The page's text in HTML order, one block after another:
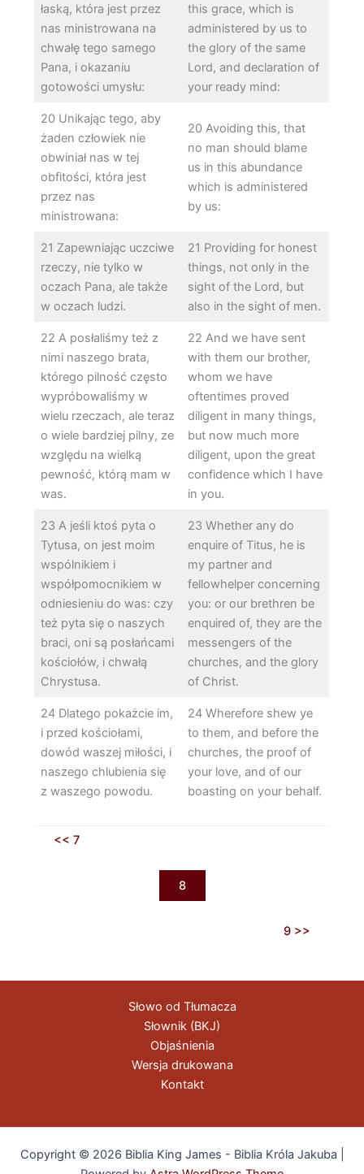
łaską, która jest przez
nas ministrowana na
chwałę tego samego
Pana, i okazaniu
gotowości umysłu:
this grace, which is
administered by us to
the glory of the same
Lord, and declaration of
your ready mind:
20 Unikając tego, aby
żaden człowiek nie
obwiniał nas w tej
obfitości, która jest
przez nas
ministrowana:
20 Avoiding this, that
no man should blame
us in this abundance
which is administered
by us:
21 Zapewniając uczciwe
rzeczy, nie tylko w
oczach Pana, ale także
w oczach ludzi.
21 Providing for honest
things, not only in the
sight of the Lord, but
also in the sight of men.
22 A posłaliśmy też z
nimi naszego brata,
którego pilność często
wypróbowaliśmy w
wielu rzeczach, ale teraz
o wiele bardziej pilny, ze
względu na wielką
pewność, którą mam w
was.
22 And we have sent
with them our brother,
whom we have
oftentimes proved
diligent in many things,
but now much more
diligent, upon the great
confidence which I have
in you.
23 A jeśli ktoś pyta o
Tytusa, on jest moim
wspólnikiem i
współpomocnikiem w
odniesieniu do was: czy
też pyta się o naszych
braci, oni są posłańcami
kościołów, i chwałą
Chrystusa.
23 Whether any do
enquire of Titus, he is
my partner and
fellowhelper concerning
you: or our brethren be
enquired of, they are the
messengers of the
churches, and the glory
of Christ.
24 Dlatego pokażcie im,
i przed kościołami,
dowód waszej miłości, i
naszego chlubienia się
z waszego powodu.
24 Wherefore shew ye
to them, and before the
churches, the proof of
your love, and of our
boasting on your behalf.
<< 7
8
9 >>
Słowo od Tłumacza
Słownik (BKJ)
Objaśnienia
Wersja drukowana
Kontakt
Copyright © 2026 Biblia King James - Biblia Króla Jakuba |